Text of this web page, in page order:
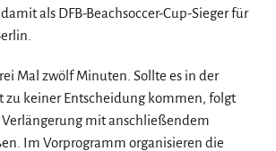
als DFB-Beachsoccer-Cup-Sieger für
Mal zwölf Minuten. Sollte es in der
zu keiner Entscheidung kommen, folgt
mit anschließendem
Im Vorprogramm organisieren die